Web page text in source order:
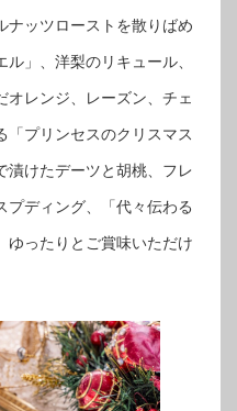
ナッツローストを散りばめ
」、洋梨のリキュール、
オレンジ、レーズン、チェ
「プリンセスのクリスマス
漬けたデーツと胡桃、フレ
プディング、「代々伝わる
ゆったりとご賞味いただけ